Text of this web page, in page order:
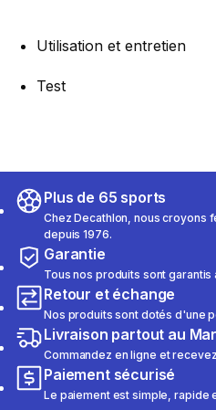
Utilisation et entretien
Test
Plus de 65 sports
Chez Decathlon, nous croyons
depuis 1976.
Garantie
Tous nos produits sont garantis
Retour et échange
Nos produits sont dotés d'une
Livraison partout au
Commandez en ligne et
Paiement sécurisé
Le paiement est simple, rapide